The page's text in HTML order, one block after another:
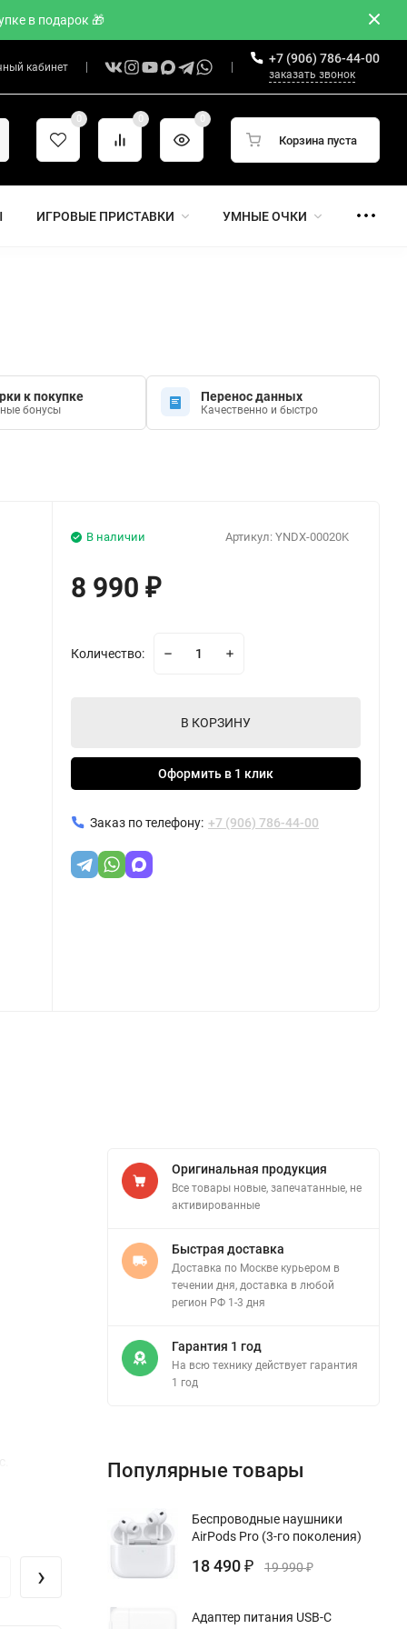
в подарок 🎁
кабинет
+7 (906) 786-44-00
заказать звонок
0 0 0
Корзина пуста
ИГРОВЫЕ ПРИСТАВКИ УМНЫЕ ОЧКИ
к покупке
бонусы
Перенос данных
Качественно и быстро
Артикул: YNDX-00020K
В наличии
8 990₽
Количество:
В КОРЗИНУ
Оформить в 1 клик
Заказ по телефону: +7 (906) 786-44-00
›
Оригинальная продукция
Все товары новые, запечатанные, не
активированные
Быстрая доставка
Доставка по Москве курьером в
течении дня, доставка в любой
регион РФ 1-3 дня
Гарантия 1 год
На всю технику действует гарантия
1 год
Популярные товары
Беспроводные наушники
AirPods Pro (3-го поколения)
18 490 ₽ 19 990₽
Адаптер питания USB-C